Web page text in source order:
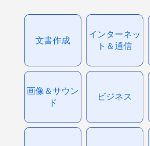
文書作成
インターネッ
ト＆通信
画像＆サウン
ド
ビジネス